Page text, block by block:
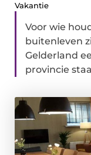
Vakantie
Voor wie
buitenleven
Gelderland
provincie